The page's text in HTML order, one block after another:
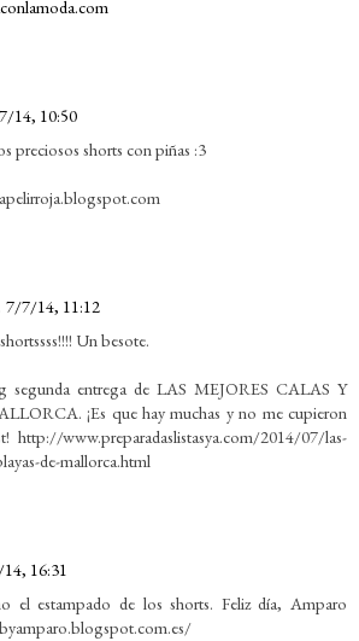
14, 10:50
preciosos shorts con piñas :3
7/7/14, 11:12
Un besote.
entrega de LAS MEJORES CALAS Y
¡Es que hay muchas y no me cupieron
http://www.preparadaslistasya.com/2014/07/las-
de-mallorca.html
16:31
el estampado de los shorts. Feliz día, Amparo